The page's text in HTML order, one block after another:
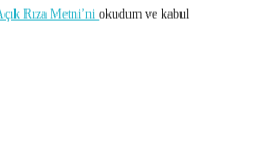
Rıza Metni’niokudum ve kabul